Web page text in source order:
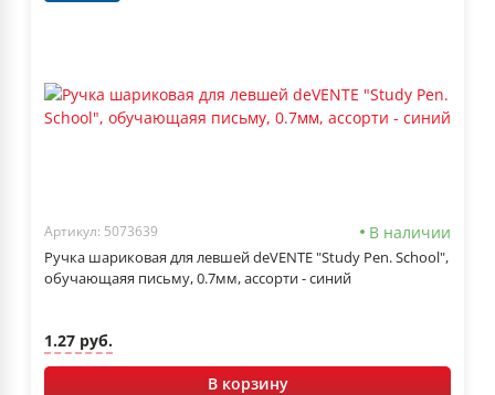
Артикул: 5073639 В наличии
Ручка шариковая для левшей deVENTE "Study Pen. School",
обучающаяя письму, 0.7мм, ассорти - синий
1.27 руб.
В корзину